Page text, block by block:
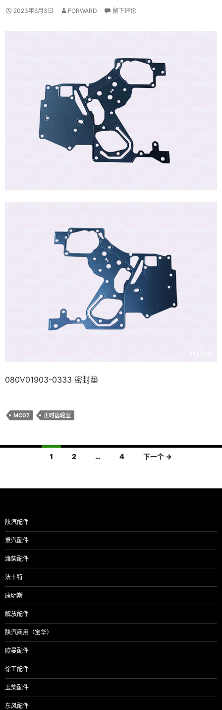
2023年6月3日 FORWARD 留下评论
080V01903-0333 密封垫
MC07 正时齿轮室
导
1 2 … 4 下一个 →
陕汽配件
重汽配件
潍柴配件
法士特
康明斯
解放配件
陕汽商用（宝华）
欧曼配件
徐工配件
玉柴配件
东风配件